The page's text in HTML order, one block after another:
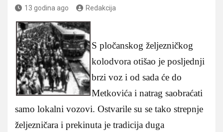
13 godina ago Redakcija
S pločanskog željezničkog
kolodvora otišao je posljednji
brzi voz i od sada će do
Metkovića i natrag saobraćati
samo lokalni vozovi. Ostvarile su se tako strepnje
željezničara i prekinuta je tradicija duga